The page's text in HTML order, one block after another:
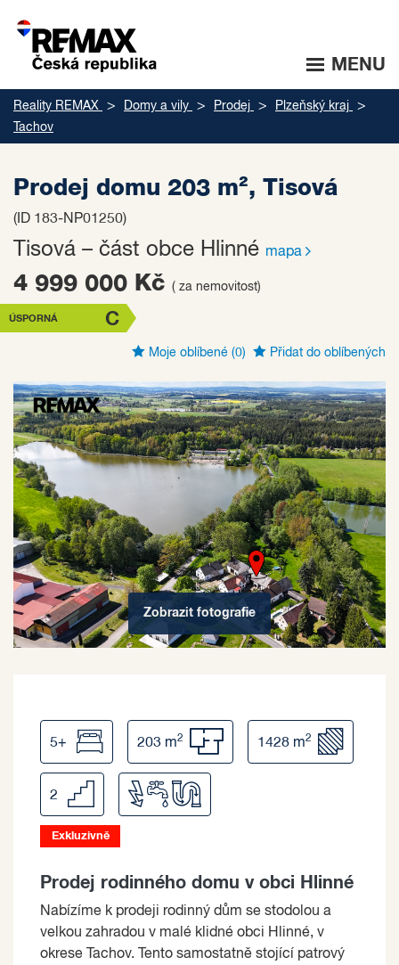
MENU
Reality REMAX Domy a vily Prodej
Plzeňský kraj
Tachov
Prodej domu 203 m², Tisová
(ID 183-NP01250)
Tisová – část obce Hlinné mapa
4 999 000 Kč ( za nemovitost)
C
ÚSPORNÁ
Moje oblíbené (0) Přidat do oblíbených
Zobrazit fotografie
5+ 203 m2 1428 m2
2
Exkluzivně
Prodej rodinného domu v obci Hlinné
Nabízíme k prodeji rodinný dům se stodolou a
velkou zahradou v malé klidné obci Hlinné, v
okrese Tachov. Tento samostatně stojící patrový